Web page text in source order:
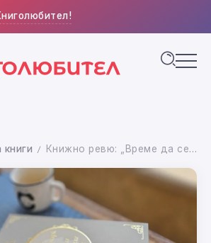
книги / Книжно ревю: „Време да се живее и време да се мре“ – Ерих Мария Ремарк